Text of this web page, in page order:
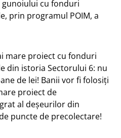
cu fonduri
prin programul POIM, a
mare proiect cu fonduri
din istoria Sectorului 6: nu
de lei! Banii vor fi folosiți
proiect de
al deșeurilor din
puncte de precolectare!